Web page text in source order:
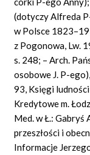
(dotyczy Alfreda
w Polsce
z Pogonowa, Lw.
s. 248; – Arch.
osobowe J. P-
93, Księgi ludności
Kredytowe m.
Med. w Ł.: Gabryś
przeszłości i
Informacje